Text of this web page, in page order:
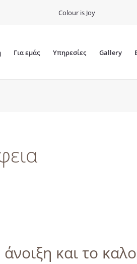
Colour is Joy
Για εμάς Υπηρεσίες Gallery
και το